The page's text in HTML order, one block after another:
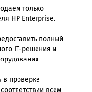
только
HP Enterprise.
полный
IT-решения и
в проверке
всем